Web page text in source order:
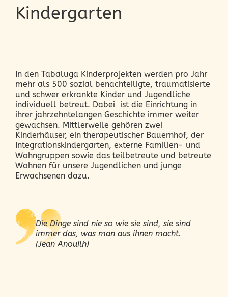
Kindergarten
In den Tabaluga Kinderprojekten werden pro Jahr
mehr als 500 sozial benachteiligte, traumatisierte
und schwer erkrankte Kinder und Jugendliche
individuell betreut. Dabei ist die Einrichtung in
ihrer jahrzehntelangen Geschichte immer weiter
gewachsen. Mittlerweile gehören zwei
Kinderhäuser, ein therapeutischer Bauernhof, der
Integrationskindergarten, externe Familien- und
Wohngruppen sowie das teilbetreute und betreute
Wohnen für unsere Jugendlichen und junge
Erwachsenen dazu.
Die Dinge sind nie so wie sie sind, sie sind
immer das, was man aus ihnen macht.
(Jean Anouilh)